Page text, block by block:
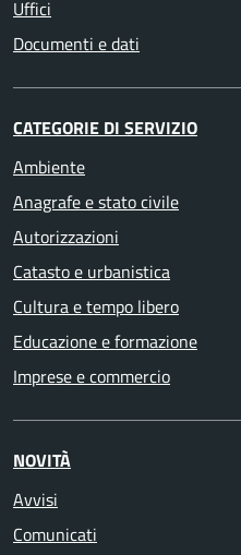
Uffici
Documenti e dati
CATEGORIE DI SERVIZIO
Ambiente
Anagrafe e stato civile
Autorizzazioni
Catasto e urbanistica
Cultura e tempo libero
Educazione e formazione
Imprese e commercio
NOVITÀ
Avvisi
Comunicati